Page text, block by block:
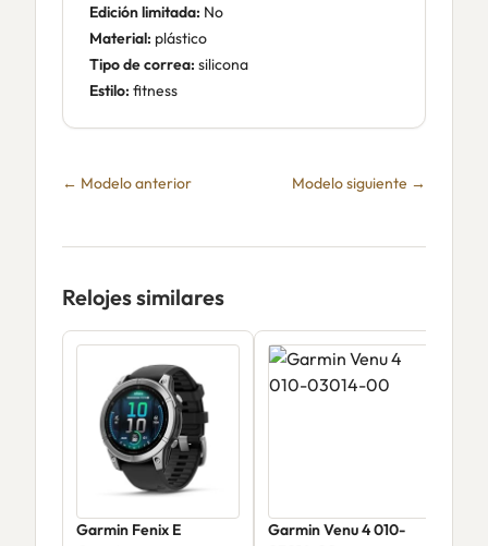
Edición limitada: No
Material: plástico
Tipo de correa: silicona
Estilo: fitness
← Modelo anterior Modelo siguiente →
Relojes similares
Garmin Fenix E
Garmin Venu 4 010-